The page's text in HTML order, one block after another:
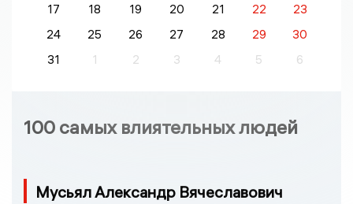
17
18 19 20 21 22
23
24
25 26 27 28 29
30
31
1 2 3 4 5 6
100 самых влиятельных людей
Мусьял Александр Вячеславович